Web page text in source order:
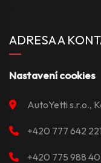
ADRESA A
Nastavení cookies
AutoYetti s.r.o.,
+420 777 642 221
+420 775 988